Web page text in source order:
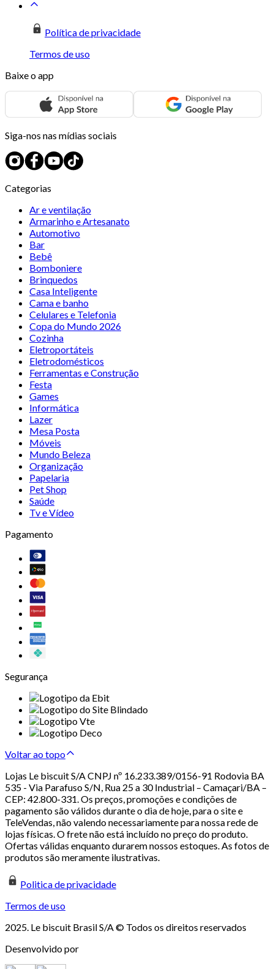
Política de privacidade
Termos de uso
Baixe o app
Siga-nos nas mídias sociais
Categorias
Ar e ventilação
Armarinho e Artesanato
Automotivo
Bar
Bebê
Bomboniere
Brinquedos
Casa Inteligente
Cama e banho
Celulares e Telefonia
Copa do Mundo 2026
Cozinha
Eletroportáteis
Eletrodomésticos
Ferramentas e Construção
Festa
Games
Informática
Lazer
Mesa Posta
Móveis
Mundo Beleza
Organização
Papelaria
Pet Shop
Saúde
Tv e Vídeo
Pagamento
Segurança
Voltar ao topo
Lojas Le biscuit S/A CNPJ nº 16.233.389/0156-91 Rodovia BA
535 - Via Parafuso S/N, Rua 25 a 30 Industrial – Camaçari/BA –
CEP: 42.800-331. Os preços, promoções e condições de
pagamento são válidos durante o dia de hoje, para o site e
TeleVendas, não valendo necessariamente para nossa rede de
lojas físicas. O frete não está incluído no preço do produto.
Ofertas válidas enquanto durarem nossos estoques. As fotos de
produtos são meramente ilustrativas.
Politica de privacidade
Termos de uso
2025. Le biscuit Brasil S/A © Todos os direitos reservados
Desenvolvido por